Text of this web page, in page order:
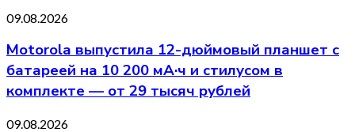
09.08.2026
Motorola выпустила 12-дюймовый планшет с
батареей на 10 200 мА·ч и стилусом в
комплекте — от 29 тысяч рублей
09.08.2026